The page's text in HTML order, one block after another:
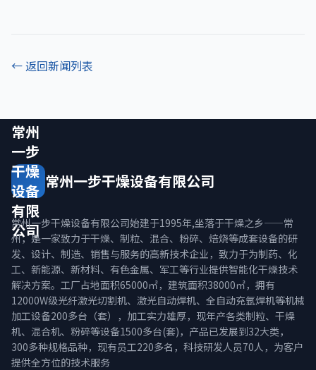
← 返回新闻列表
常州
一步
干燥
设备
有限
公司
常州一步干燥设备有限公司
常州一步干燥设备有限公司始建于1995年,坐落于干燥之乡——常
州，是一家致力于干燥、制粒、混合、粉碎、焙烧等成套设备的研
发、设计、制造、销售与服务的高新技术企业，致力于为制药、化
工、新能源、新材料、有色金属、军工等行业提供智能化干燥技术
解决方案。工厂占地面积65000㎡，建筑面积38000㎡，拥有
12000W级光纤激光切割机、激光自动焊机、全自动充氩焊机等机械
加工设备200多台（套），加工实力雄厚，现年产各类制粒、干燥
机、混合机、粉碎等设备1500多台(套)，产品已发展到32大类，
300多种规格品种，现有员工220多名，科技研发人员70人，为客户
提供全方位的技术服务